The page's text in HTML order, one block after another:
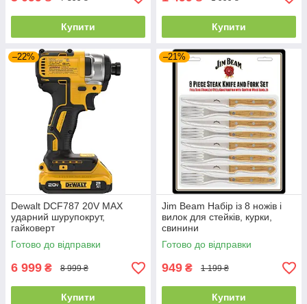
Купити Купити
–22%
Dewalt DCF787 20V MAX
ударний шурупокрут,
гайковерт
Готово до відправки
6 999 ₴ 8 999 ₴
Купити
–21%
Jim Beam Набір із 8 ножів і
вилок для стейків, курки,
свинини
Готово до відправки
949 ₴ 1 199 ₴
Купити